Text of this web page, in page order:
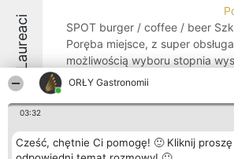
ORŁY Gastronomii
03:32
Cześć, chętnie Ci pomogę! 🙂 Kliknij
Laureaci
SPOT burger / coffee / beer
Poręba miejsce, z super
możliwością wyboru stopnia
mięsa. Do tego dla miłośników
drewno styropianowe wystroje